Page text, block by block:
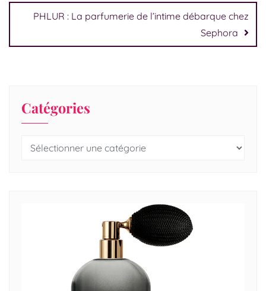
PHLUR : La parfumerie de l’intime débarque chez
Sephora
Catégories